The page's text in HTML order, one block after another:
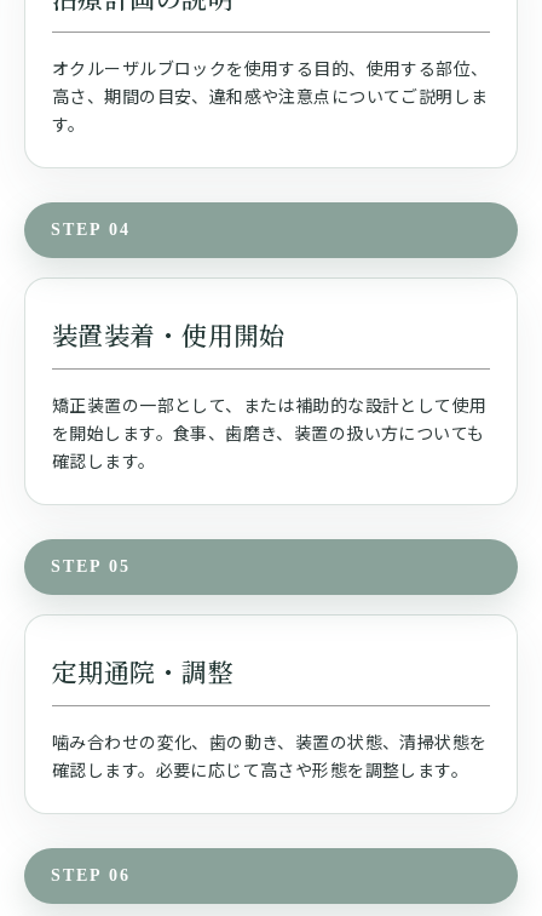
オクルーザルブロックを使用する目的、使用する部位、
高さ、期間の目安、違和感や注意点についてご説明しま
す。
STEP 04
装置装着・使用開始
矯正装置の一部として、または補助的な設計として使用
を開始します。食事、歯磨き、装置の扱い方についても
確認します。
STEP 05
定期通院・調整
噛み合わせの変化、歯の動き、装置の状態、清掃状態を
確認します。必要に応じて高さや形態を調整します。
STEP 06